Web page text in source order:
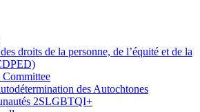
droits de la personne, de l’équité et de la
des Autochtones
2SLGBTQI+